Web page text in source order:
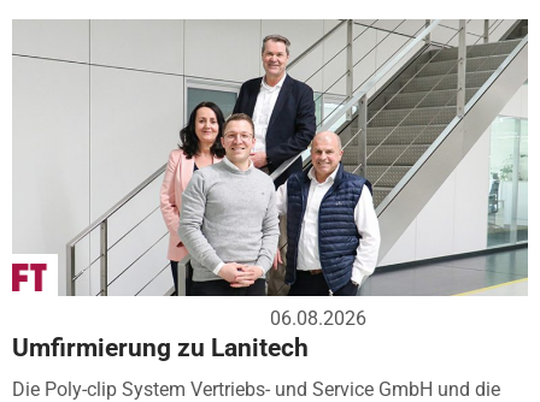
06.08.2026
Umfirmierung zu Lanitech
Die Poly-clip System Vertriebs- und Service GmbH und die